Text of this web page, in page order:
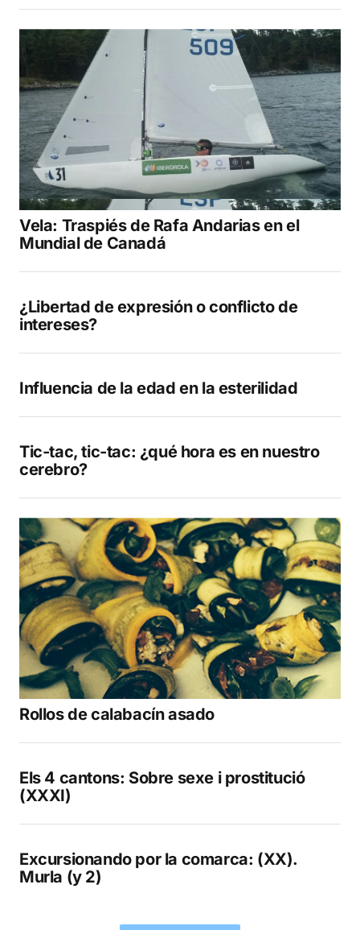
Vela: Traspiés de Rafa Andarias en el
Mundial de Canadá
¿Libertad de expresión o conflicto de
intereses?
Influencia de la edad en la esterilidad
Tic-tac, tic-tac: ¿qué hora es en nuestro
cerebro?
Rollos de calabacín asado
Els 4 cantons: Sobre sexe i prostitució
(XXXI)
Excursionando por la comarca: (XX).
Murla (y 2)